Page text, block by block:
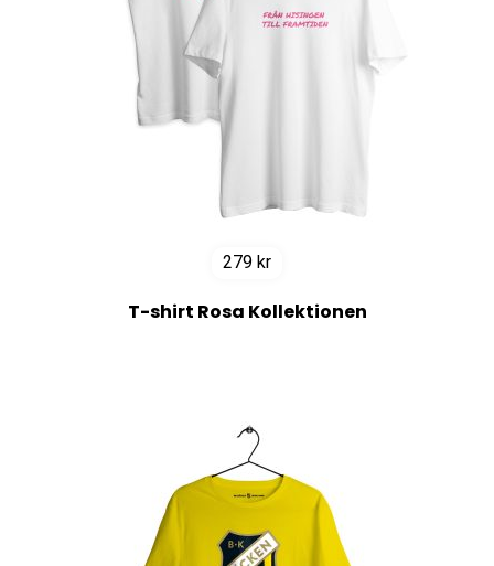
279 kr
T-shirt Rosa Kollektionen